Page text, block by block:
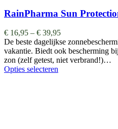
RainPharma Sun
€ 16,95 – € 39,95
De beste dagelijkse
vakantie. Biedt ook bescherming
zon (zelf getest, niet verbrand!)…
Opties selecteren